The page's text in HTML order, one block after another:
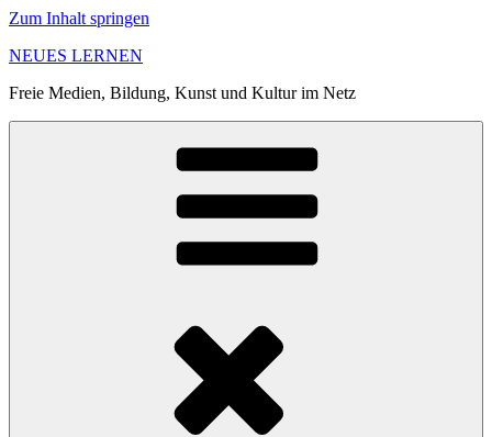
Zum Inhalt springen
NEUES LERNEN
Freie Medien, Bildung, Kunst und Kultur im Netz